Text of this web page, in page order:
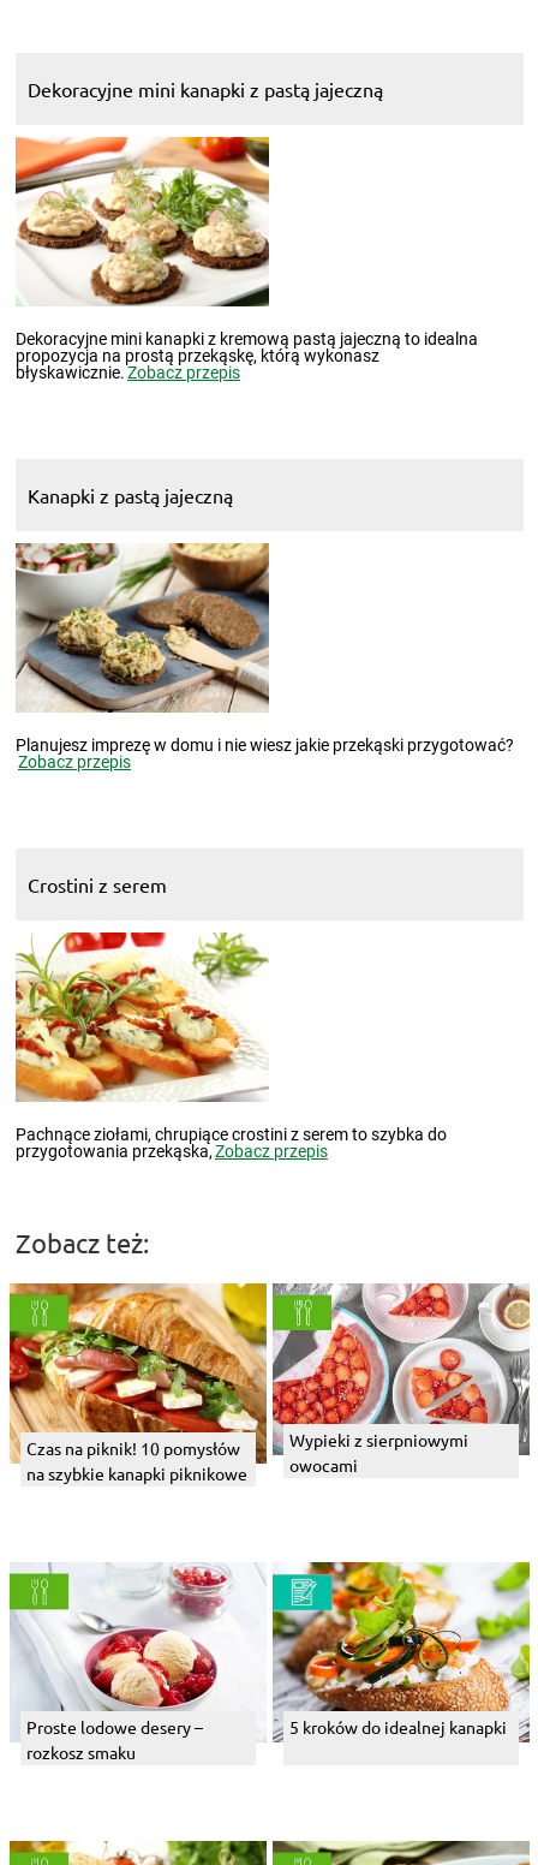
Dekoracyjne mini kanapki z pastą jajeczną
Dekoracyjne mini kanapki z kremową pastą jajeczną to idealna
propozycja na prostą przekąskę, którą wykonasz
błyskawicznie.Zobacz przepis
Kanapki z pastą jajeczną
Planujesz imprezę w domu i nie wiesz jakie przekąski przygotować?
Zobacz przepis
Crostini z serem
Pachnące ziołami, chrupiące crostini z serem to szybka do
przygotowania przekąska,Zobacz przepis
Zobacz też:
Czas na piknik! 10 pomysłów
na szybkie kanapki piknikowe
Wypieki z sierpniowymi
owocami
Proste lodowe desery –
rozkosz smaku
5 kroków do idealnej kanapki